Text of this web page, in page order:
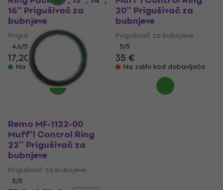
16'' Prigušivač za
bubnjeve
Prigušivač za bubnjeve
4,6/5
17,20 €
Na skladištu
20'' Prigušivač za
bubnjeve
Prigušivač za bubnjeve
5/5
35 €
Na zalihi kod dobavljača
Remo MF-1122-00
Muff'l Control Ring
22'' Prigušivač za
bubnjeve
Prigušivač za bubnjeve
5/5